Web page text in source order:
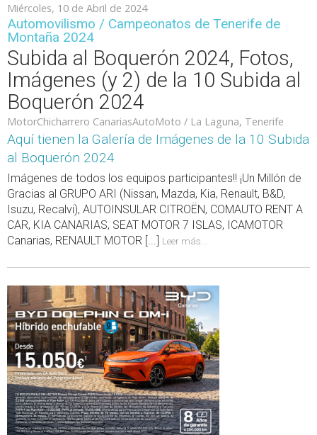
Miércoles, 10 de Abril de 2024
Automovilismo / Campeonatos de Tenerife de
Montaña 2024
Subida al Boquerón 2024, Fotos,
Imágenes (y 2) de la 10 Subida al
Boquerón 2024
MotorChicharrero CanariasAutoMoto / La Laguna, Tenerife
Aquí tienen la Galería de Imágenes de la 10 Subida
al Boquerón 2024
Imágenes de todos los equipos participantes!! ¡Un Millón de
Gracias al GRUPO ARI (Nissan, Mazda, Kia, Renault, B&D,
Isuzu, Recalvi), AUTOINSULAR CITROËN, COMAUTO RENT A
CAR, KIA CANARIAS, SEAT MOTOR 7 ISLAS, ICAMOTOR
Canarias, RENAULT MOTOR [...] Leer más...